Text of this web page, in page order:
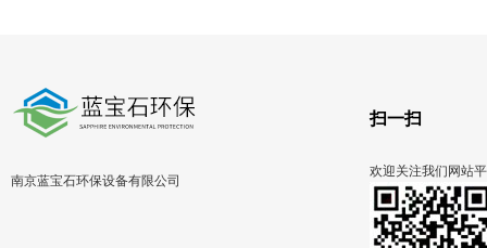
南京蓝宝石环保设备有限公司
扫一扫
欢迎关注我们网站